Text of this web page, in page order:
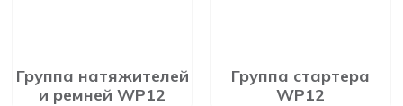
Группа натяжителей
и ремней WP12
Группа стартера
WP12